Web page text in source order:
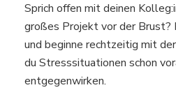
Sprich offen mit deinen
großes Projekt vor der Brust?
und beginne rechtzeitig mit
du Stresssituationen schon
entgegenwirken.